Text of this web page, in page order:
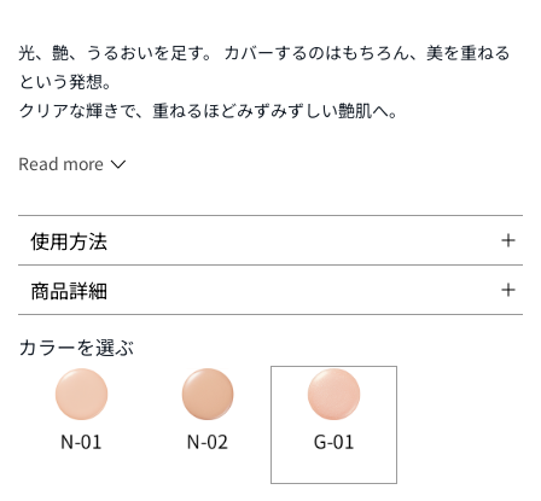
光、艶、うるおいを足す。 カバーするのはもちろん、美を重ねる
という発想。
クリアな輝きで、重ねるほどみずみずしい艶肌へ。
＜ベースメイクアップステップ＞
Read more
使用方法
商品詳細
カラーを選ぶ